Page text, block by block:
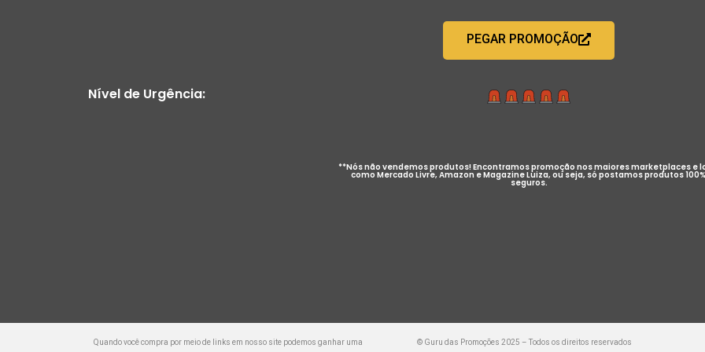
PEGAR PROMOÇÃO
Nível de Urgência:
**Nós não vendemos produtos! Encontramos promoção nos maiores marketplaces e
como Mercado Livre, Amazon e Magazine Luiza, ou seja, só postamos produtos 100%
seguros.
Quando você compra por meio de links em nosso site podemos ganhar uma © Guru das Promoções 2025 – Todos os direitos reservados